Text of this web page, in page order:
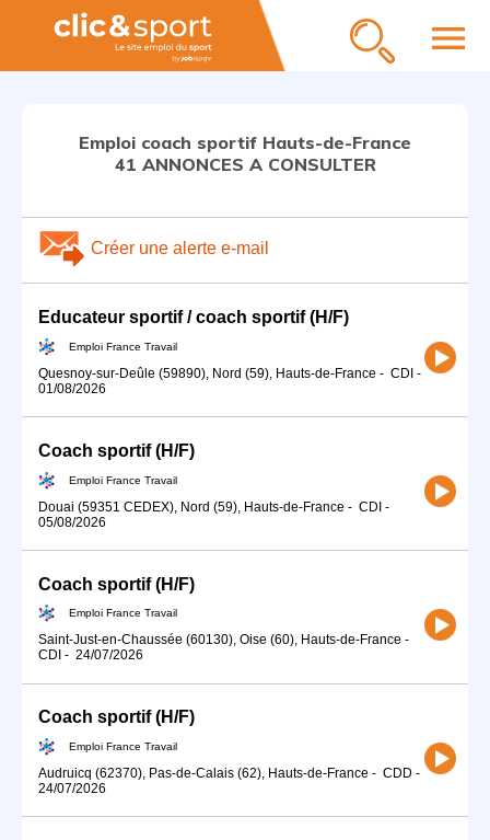
menu
Emploi coach sportif Hauts-de-France
41 ANNONCES A CONSULTER
Créer une alerte e-mail
Educateur sportif / coach sportif (H/F)
Emploi France Travail
Quesnoy-sur-Deûle (59890), Nord (59), Hauts-de-France - CDI -
01/08/2026
Coach sportif (H/F)
Emploi France Travail
Douai (59351 CEDEX), Nord (59), Hauts-de-France - CDI -
05/08/2026
Coach sportif (H/F)
Emploi France Travail
Saint-Just-en-Chaussée (60130), Oise (60), Hauts-de-France -
CDI - 24/07/2026
Coach sportif (H/F)
Emploi France Travail
Audruicq (62370), Pas-de-Calais (62), Hauts-de-France - CDD -
24/07/2026